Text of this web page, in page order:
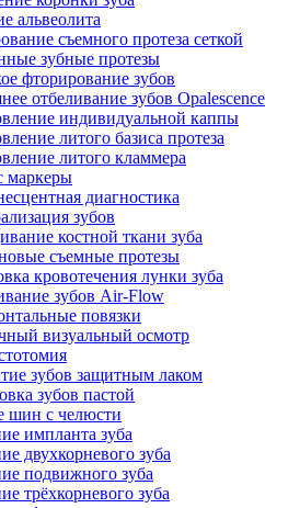
альвеолита
съемного протеза сеткой
зубные протезы
фторирование зубов
отбеливание зубов Opalescence
индивидуальной каппы
литого базиса протеза
литого кламмера
маркеры
диагностика
зубов
костной ткани зуба
съемные протезы
кровотечения лунки зуба
зубов Air-Flow
повязки
визуальный осмотр
зубов защитным лаком
зубов пастой
шин с челюсти
импланта зуба
двухкорневого зуба
подвижного зуба
трёхкорневого зуба